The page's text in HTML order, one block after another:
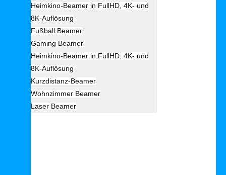
Heimkino-Beamer in FullHD, 4K- und
8K-Auflösung
Fußball Beamer
Gaming Beamer
Heimkino-Beamer in FullHD, 4K- und
8K-Auflösung
Kurzdistanz-Beamer
Wohnzimmer Beamer
Laser Beamer